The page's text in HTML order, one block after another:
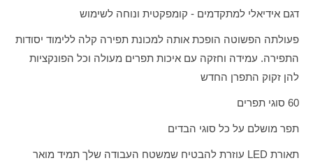
דגם אידיאלי למתקדמים - קומפקטית ונוחה לשימוש
פעולתה הפשוטה הופכת אותה למכונת תפירה קלה ללימוד יסודות
התפירה. עמידה וחזקה עם איכות תפרים מעולה וכל הפונקציות
להן זקוק התפרן החדש
60 סוגי תפרים
תפר מושלם על כל סוגי הבדים
תאורת LED עוזרת להבטיח שמשטח העבודה שלך תמיד מואר